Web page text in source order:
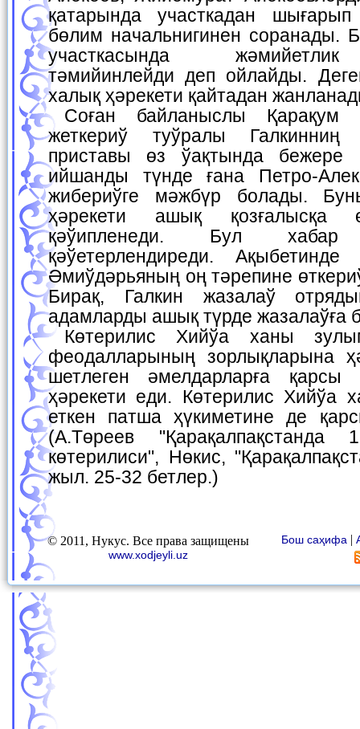
қатарында участкадан
бөлим начальнигинен соранады.
участкасында жәмийетлик
тәмийинлейди деп ойлайды.
халық ҳәрекети қайтадан
Соған байланыслы Қарақум ийшанды Хийўаға
жеткериў туўралы Галкинниң
приставы өз ўақтында бежере
ийшанды түнде ғана Петро-
жибериўге мәжбүр болады.
ҳәрекети ашық қозғалысқа
қәўипленеди. Бул
қәўетерлендиреди.
Әмиўдәрьяның оң тәрепине
Бирақ, Галкин жазалаў
адамларды ашық түрде жазалаўға
Көтерилис Хийўа ханы зулымлығына, түркмен
феодалларының зорлықларына
шетлеген әмелдарларға қарсы
ҳәрекети еди. Көтерилис Хийўа
еткен патша ҳүкиметине де
(А.Төреев "Қарақалпақстанда
көтерилиси", Нөкис,
жыл. 25-32 бетлер.)
© 2011, Нукус. Все права защищены
www.xodjeyli.uz
Бош саҳифа |